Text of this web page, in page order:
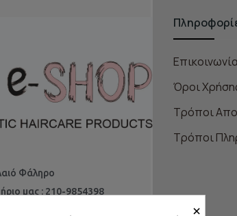
Φάληρο
μας : 210-9854398
Επικοινωνία
Όροι
Τρόποι
Τρόποι
×